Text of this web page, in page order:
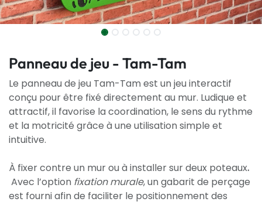
Panneau de jeu - Tam-Tam
Le panneau de jeu Tam-Tam est un jeu interactif
conçu pour être fixé directement au mur. Ludique et
attractif, il favorise la coordination, le sens du rythme
et la motricité grâce à une utilisation simple et
intuitive.
À fixer contre un mur ou à installer sur deux poteaux.
Avec l’option fixation murale, un gabarit de perçage
est fourni afin de faciliter le positionnement des